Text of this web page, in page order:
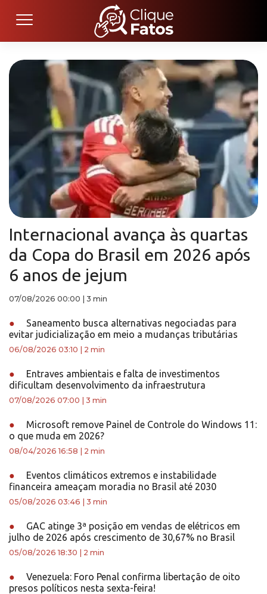
Internacional avança às quartas
da Copa do Brasil em 2026 após
6 anos de jejum
07/08/2026 00:00 3 min
●
Saneamento busca alternativas negociadas para
evitar judicialização em meio a mudanças tributárias
06/08/2026 03:10 2 min
●
Entraves ambientais e falta de investimentos
dificultam desenvolvimento da infraestrutura
07/08/2026 07:00 3 min
●
Microsoft remove Painel de Controle do Windows 11:
o que muda em 2026?
08/04/2026 16:58 2 min
●
Eventos climáticos extremos e instabilidade
financeira ameaçam moradia no Brasil até 2030
05/08/2026 03:46 3 min
●
GAC atinge 3ª posição em vendas de elétricos em
julho de 2026 após crescimento de 30,67% no Brasil
05/08/2026 18:30 2 min
●
Venezuela: Foro Penal confirma libertação de oito
presos políticos nesta sexta-feira!